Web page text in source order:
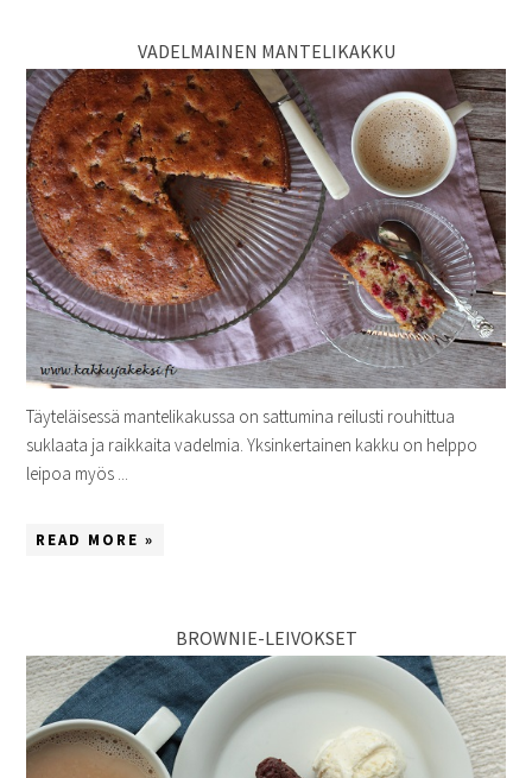
VADELMAINEN MANTELIKAKKU
Täyteläisessä mantelikakussa on sattumina reilusti rouhittua
suklaata ja raikkaita vadelmia. Yksinkertainen kakku on helppo
leipoa myös ...
READ MORE »
BROWNIE-LEIVOKSET